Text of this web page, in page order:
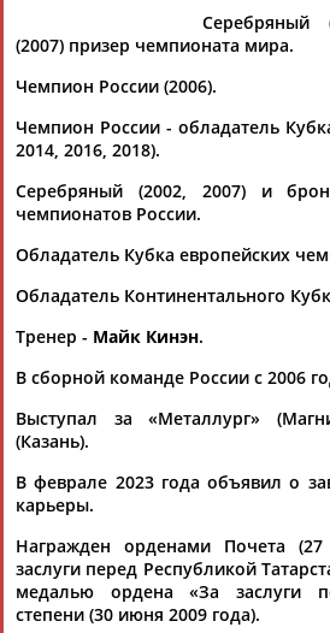
Документы 1-10 из 143 найденных
Хоккей. Кубок Гимаева 2025.
видеотрансляция)
ЗАРИПОВ ДАНИС
СУШИНСКИЙ МАКСИМТЕРЕЩЕНКО
12.01.2025
КХЛ объявила состав символической
...Кевин Даллмэн ("Барыс", СКА);
(Проект:Информационное агентство
В гала-матче команда "Легенды
...мира, единственный пятикратный
Гагарина
(Проект:Информационное агентство
11.05.2023
СКА победил ярославский
Серебряный
(2007) призер чемпионата мира.
Чемпион России (2006).
Чемпион России - обладатель
2014, 2016, 2018).
Серебряный (2002, 2007) и
чемпионатов России.
Обладатель Кубка европейских
Обладатель Континентального
Тренер - Майк Кинэн.
В сборной команде России с 2006
Выступал за «Металлург»
(Казань).
В феврале 2023 года объявил о
карьеры.
Награжден орденами Почета
заслуги перед Республикой
медалью ордена «За заслуги
степени (30 июня 2009 года).